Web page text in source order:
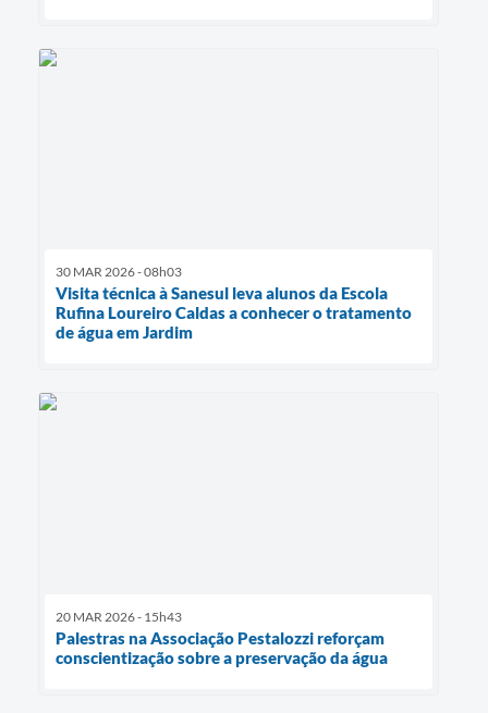
30 MAR 2026 - 08h03
Visita técnica à Sanesul leva alunos da Escola
Rufina Loureiro Caldas a conhecer o tratamento
de água em Jardim
20 MAR 2026 - 15h43
Palestras na Associação Pestalozzi reforçam
conscientização sobre a preservação da água